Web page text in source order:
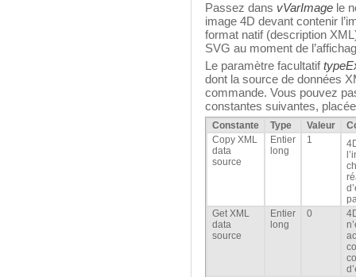
Passez dans vVarImage le
image 4D devant contenir
format natif (description
SVG au moment de
Le paramètre facultatif
dont la source de données
commande. Vous pouvez
constantes suivantes,
Constante Type Valeur
Copy XML
data
source
Entier
long
1
Get XML
data
source
Entier
long
0